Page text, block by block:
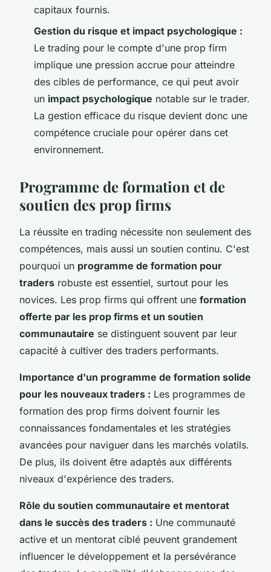
capitaux fournis.
Gestion du risque et impact psychologique :
Le trading pour le compte d'une prop firm
implique une pression accrue pour atteindre
des cibles de performance, ce qui peut avoir
un impact psychologique notable sur le trader.
La gestion efficace du risque devient donc une
compétence cruciale pour opérer dans cet
environnement.
Programme de formation et de
soutien des prop firms
La réussite en trading nécessite non seulement des
compétences, mais aussi un soutien continu. C'est
pourquoi un programme de formation pour
traders robuste est essentiel, surtout pour les
novices. Les prop firms qui offrent une formation
offerte par les prop firms et un soutien
communautaire se distinguent souvent par leur
capacité à cultiver des traders performants.
Importance d'un programme de formation solide
pour les nouveaux traders : Les programmes de
formation des prop firms doivent fournir les
connaissances fondamentales et les stratégies
avancées pour naviguer dans les marchés volatils.
De plus, ils doivent être adaptés aux différents
niveaux d'expérience des traders.
Rôle du soutien communautaire et mentorat
dans le succès des traders : Une communauté
active et un mentorat ciblé peuvent grandement
influencer le développement et la persévérance